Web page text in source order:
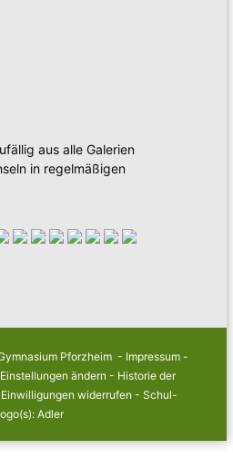
aus alle Galerien
in regelmäßigen
Pforzheim - Impressum-
ändern - Historie der
Einwilligungen widerrufen - Schul-
Adler